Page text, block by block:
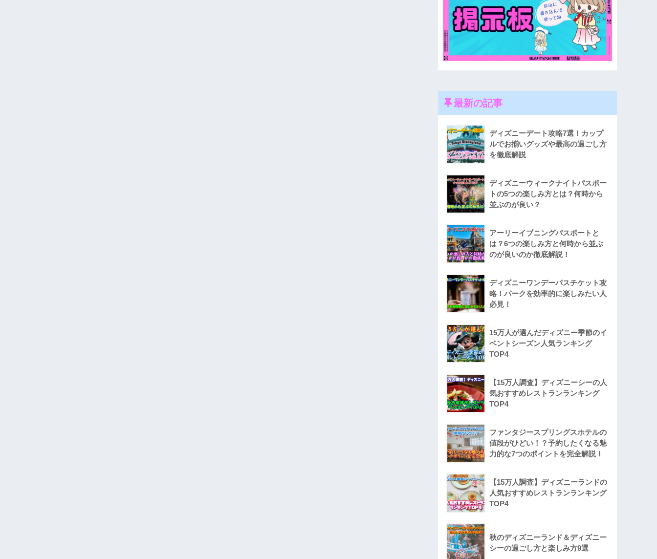
最新の記事
ディズニーデート攻略7選！カップ
ルでお揃いグッズや最高の過ごし方
を徹底解説
ディズニーウィークナイトパスポー
トの5つの楽しみ方とは？何時から
並ぶのが良い？
アーリーイブニングパスポートと
は？6つの楽しみ方と何時から並ぶ
のが良いのか徹底解説！
ディズニーワンデーパスチケット攻
略！パークを効率的に楽しみたい人
必見！
15万人が選んだディズニー季節のイ
ベントシーズン人気ランキング
TOP4
【15万人調査】ディズニーシーの人
気おすすめレストランランキング
TOP4
ファンタジースプリングスホテルの
値段がひどい！？予約したくなる魅
力的な7つのポイントを完全解説！
【15万人調査】ディズニーランドの
人気おすすめレストランランキング
TOP4
秋のディズニーランド＆ディズニー
シーの過ごし方と楽しみ方9選